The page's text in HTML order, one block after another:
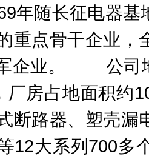
年随长征电器
重点骨干企业，
企业。 公司
厂房占地面积约
断路器、塑壳漏
12大系列700多